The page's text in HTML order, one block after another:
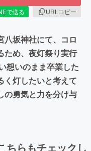
で送る
URLコピー
八坂神社にて、コロ
ため、夜灯祭り実行
想いのまま卒業した
く灯したいと考えて
の勇気と力を分け与
ちらもチェックし